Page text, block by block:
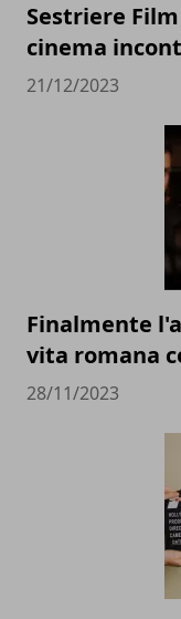
Sestriere
cinema
21/12/2023
Finalmente
vita romana
28/11/2023